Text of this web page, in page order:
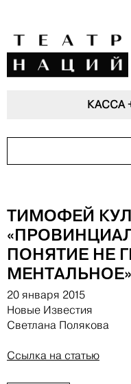
КАССА
ТИМОФЕЙ
ПОНЯТИЕ НЕ
МЕНТАЛЬНОЕ»
20 января 2015
Новые Известия
Светлана Полякова
Ссылка на статью